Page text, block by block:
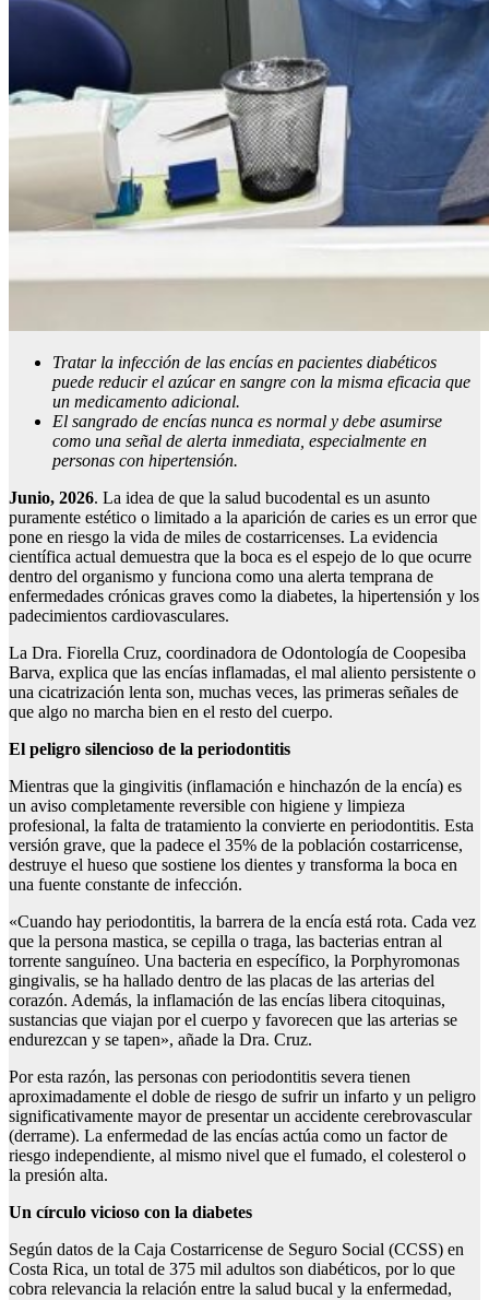
Tratar la infección de las encías en pacientes diabéticos
puede reducir el azúcar en sangre con la misma eficacia que
un medicamento adicional.
El sangrado de encías nunca es normal y debe asumirse
como una señal de alerta inmediata, especialmente en
personas con hipertensión.
Junio, 2026. La idea de que la salud bucodental es un asunto
puramente estético o limitado a la aparición de caries es un error que
pone en riesgo la vida de miles de costarricenses. La evidencia
científica actual demuestra que la boca es el espejo de lo que ocurre
dentro del organismo y funciona como una alerta temprana de
enfermedades crónicas graves como la diabetes, la hipertensión y los
padecimientos cardiovasculares.
La Dra. Fiorella Cruz, coordinadora de Odontología de Coopesiba
Barva, explica que las encías inflamadas, el mal aliento persistente o
una cicatrización lenta son, muchas veces, las primeras señales de
que algo no marcha bien en el resto del cuerpo.
El peligro silencioso de la periodontitis
Mientras que la gingivitis (inflamación e hinchazón de la encía) es
un aviso completamente reversible con higiene y limpieza
profesional, la falta de tratamiento la convierte en periodontitis. Esta
versión grave, que la padece el 35% de la población costarricense,
destruye el hueso que sostiene los dientes y transforma la boca en
una fuente constante de infección.
«Cuando hay periodontitis, la barrera de la encía está rota. Cada vez
que la persona mastica, se cepilla o traga, las bacterias entran al
torrente sanguíneo. Una bacteria en específico, la Porphyromonas
gingivalis, se ha hallado dentro de las placas de las arterias del
corazón. Además, la inflamación de las encías libera citoquinas,
sustancias que viajan por el cuerpo y favorecen que las arterias se
endurezcan y se tapen», añade la Dra. Cruz.
Por esta razón, las personas con periodontitis severa tienen
aproximadamente el doble de riesgo de sufrir un infarto y un peligro
significativamente mayor de presentar un accidente cerebrovascular
(derrame). La enfermedad de las encías actúa como un factor de
riesgo independiente, al mismo nivel que el fumado, el colesterol o
la presión alta.
Un círculo vicioso con la diabetes
Según datos de la Caja Costarricense de Seguro Social (CCSS) en
Costa Rica, un total de 375 mil adultos son diabéticos, por lo que
cobra relevancia la relación entre la salud bucal y la enfermedad,